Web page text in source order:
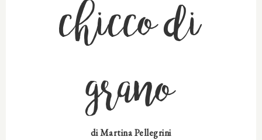
chicco di
grano
diMartina Pellegrini